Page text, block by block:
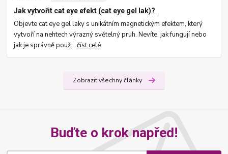
Jak vytvořit cat eye efekt (cat eye gel lak)?
Objevte cat eye gel laky s unikátním magnetickým efektem, který
vytvoří na nehtech výrazný světelný pruh. Nevíte, jak fungují nebo
jak je správně použ...číst celé
Zobrazit všechny články
Buďte o krok napřed!